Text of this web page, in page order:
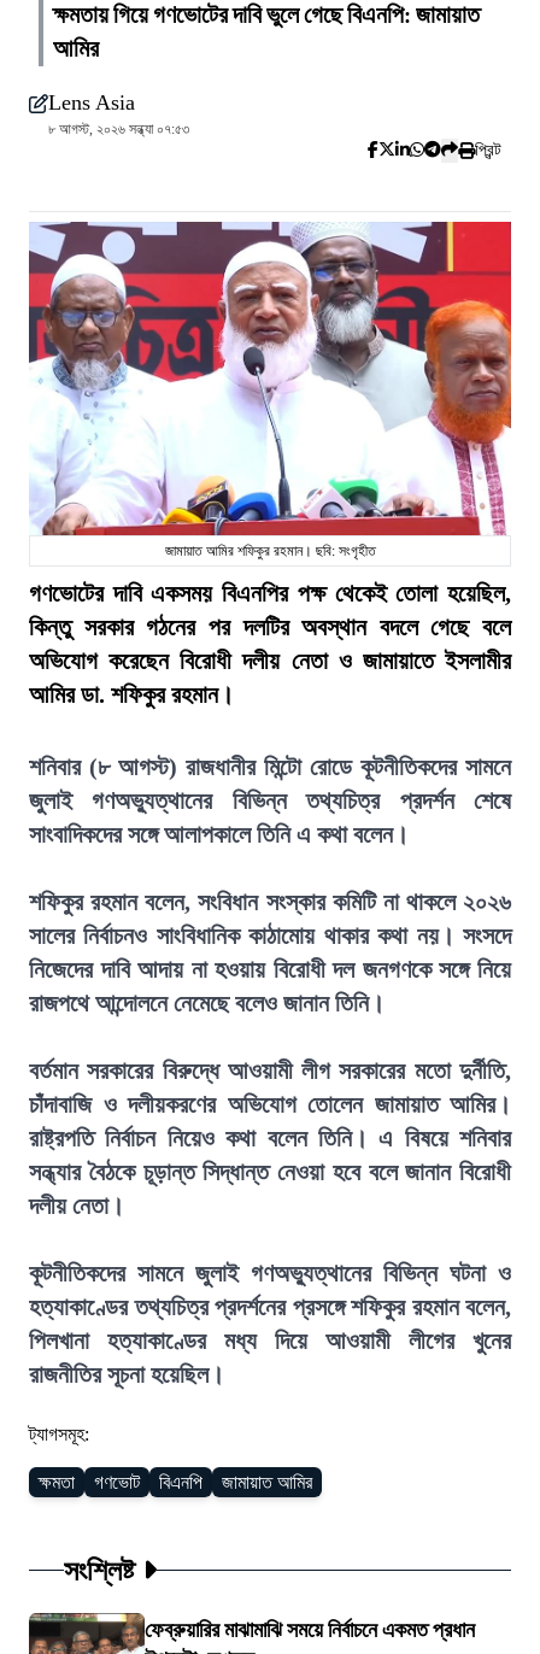
ক্ষমতায় গিয়ে গণভোটের দাবি ভুলে গেছে বিএনপি: জামায়াত
আমির
Lens Asia
৮ আগস্ট, ২০২৬ সন্ধ্যা ০৭:৫৩
প্রিন্ট
জামায়াত আমির শফিকুর রহমান। ছবি: সংগৃহীত
গণভোটের দাবি একসময় বিএনপির পক্ষ থেকেই তোলা হয়েছিল,
কিন্তু সরকার গঠনের পর দলটির অবস্থান বদলে গেছে বলে
অভিযোগ করেছেন বিরোধী দলীয় নেতা ও জামায়াতে ইসলামীর
আমির ডা. শফিকুর রহমান।
শনিবার (৮ আগস্ট) রাজধানীর মিন্টো রোডে কূটনীতিকদের সামনে
জুলাই গণঅভ্যুত্থানের বিভিন্ন তথ্যচিত্র প্রদর্শন শেষে
সাংবাদিকদের সঙ্গে আলাপকালে তিনি এ কথা বলেন।
শফিকুর রহমান বলেন, সংবিধান সংস্কার কমিটি না থাকলে ২০২৬
সালের নির্বাচনও সাংবিধানিক কাঠামোয় থাকার কথা নয়। সংসদে
নিজেদের দাবি আদায় না হওয়ায় বিরোধী দল জনগণকে সঙ্গে নিয়ে
রাজপথে আন্দোলনে নেমেছে বলেও জানান তিনি।
বর্তমান সরকারের বিরুদ্ধে আওয়ামী লীগ সরকারের মতো দুর্নীতি,
চাঁদাবাজি ও দলীয়করণের অভিযোগ তোলেন জামায়াত আমির।
রাষ্ট্রপতি নির্বাচন নিয়েও কথা বলেন তিনি। এ বিষয়ে শনিবার
সন্ধ্যার বৈঠকে চূড়ান্ত সিদ্ধান্ত নেওয়া হবে বলে জানান বিরোধী
দলীয় নেতা।
কূটনীতিকদের সামনে জুলাই গণঅভ্যুত্থানের বিভিন্ন ঘটনা ও
হত্যাকাণ্ডের তথ্যচিত্র প্রদর্শনের প্রসঙ্গে শফিকুর রহমান বলেন,
পিলখানা হত্যাকাণ্ডের মধ্য দিয়ে আওয়ামী লীগের খুনের
রাজনীতির সূচনা হয়েছিল।
ট্যাগসমূহ:
ক্ষমতা গণভোট বিএনপি জামায়াত আমির
সংশ্লিষ্ট
ফেব্রুয়ারির মাঝামাঝি সময়ে নির্বাচনে একমত প্রধান